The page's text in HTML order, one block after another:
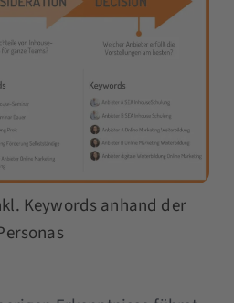
Keywords anhand der